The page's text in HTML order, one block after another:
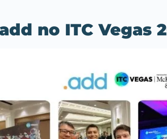
no ITC Vegas